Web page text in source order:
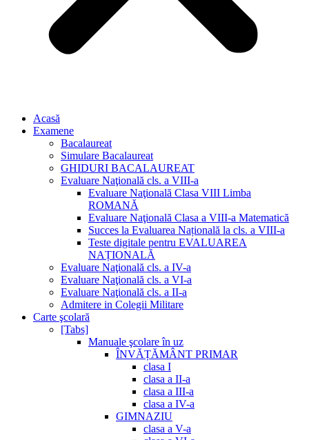
Acasă
Examene
Bacalaureat
Simulare Bacalaureat
GHIDURI BACALAUREAT
Evaluare Naţională cls. a VIII-a
Evaluare Naţională Clasa VIII Limba
ROMANĂ
Evaluare Naţională Clasa a VIII-a Matematică
Succes la Evaluarea Națională la cls. a VIII-a
Teste digitale pentru EVALUAREA
NAȚIONALĂ
Evaluare Naţională cls. a IV-a
Evaluare Naţională cls. a VI-a
Evaluare Naţională cls. a II-a
Admitere in Colegii Militare
Carte şcolară
[Tabs]
Manuale şcolare în uz
ÎNVĂȚĂMÂNT PRIMAR
clasa I
clasa a II-a
clasa a III-a
clasa a IV-a
GIMNAZIU
clasa a V-a